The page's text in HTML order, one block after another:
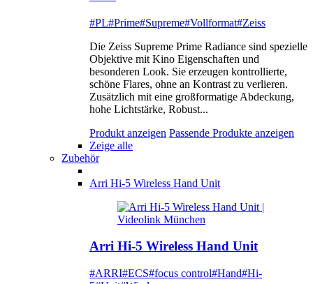
#PL#Prime#Supreme#Vollformat#Zeiss
Die Zeiss Supreme Prime Radiance sind spezielle
Objektive mit Kino Eigenschaften und
besonderen Look. Sie erzeugen kontrollierte,
schöne Flares, ohne an Kontrast zu verlieren.
Zusätzlich mit eine großformatige Abdeckung,
hohe Lichtstärke, Robust...
Produkt anzeigen Passende Produkte anzeigen
Zeige alle
Zubehör
Arri Hi-5 Wireless Hand Unit
Arri Hi-5 Wireless Hand Unit
#ARRI#ECS#focus control#Hand#Hi-